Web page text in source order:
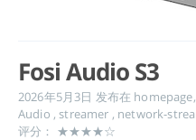
Fosi Audio S3
2026年5月3日 发布在 homepage,
Audio ,streamer , network-
评分： ★★★★☆